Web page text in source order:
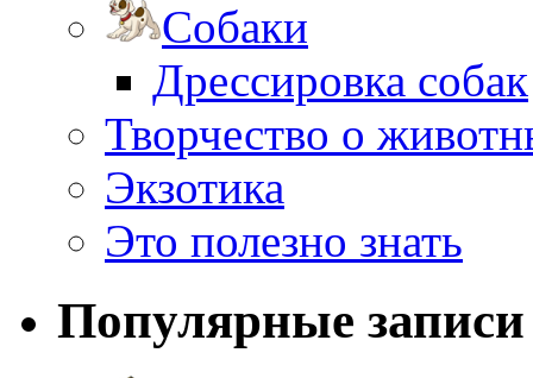
Собаки
Дрессировка собак
Творчество о
Экзотика
Это полезно знать
Популярные записи